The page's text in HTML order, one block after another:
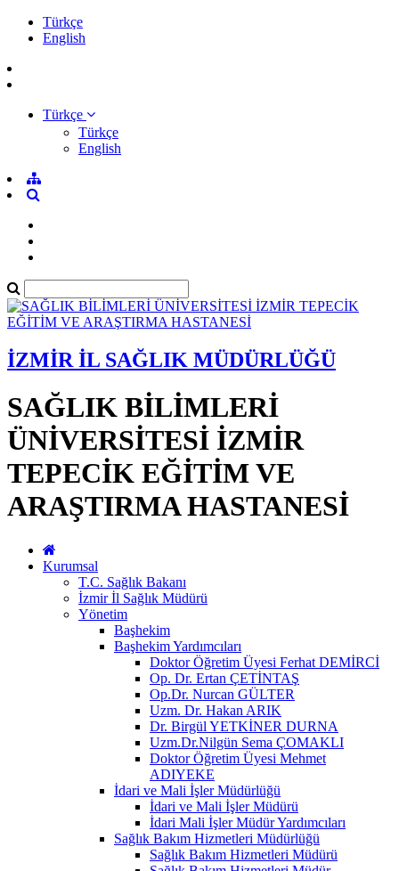
Türkçe
English
Türkçe
Türkçe
English
İZMİR İL SAĞLIK MÜDÜRLÜĞÜ
SAĞLIK BİLİMLERİ
ÜNİVERSİTESİ İZMİR
TEPECİK EĞİTİM VE
ARAŞTIRMA HASTANESİ
Kurumsal
T.C. Sağlık Bakanı
İzmir İl Sağlık Müdürü
Yönetim
Başhekim
Başhekim Yardımcıları
Doktor Öğretim Üyesi Ferhat DEMİRCİ
Op. Dr. Ertan ÇETİNTAŞ
Op.Dr. Nurcan GÜLTER
Uzm. Dr. Hakan ARIK
Dr. Birgül YETKİNER DURNA
Uzm.Dr.Nilgün Sema ÇOMAKLI
Doktor Öğretim Üyesi Mehmet
ADIYEKE
İdari ve Mali İşler Müdürlüğü
İdari ve Mali İşler Müdürü
İdari Mali İşler Müdür Yardımcıları
Sağlık Bakım Hizmetleri Müdürlüğü
Sağlık Bakım Hizmetleri Müdürü